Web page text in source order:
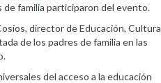
familia participaron del evento.
director de Educación, Cultura
de los padres de familia en las
del acceso a la educación